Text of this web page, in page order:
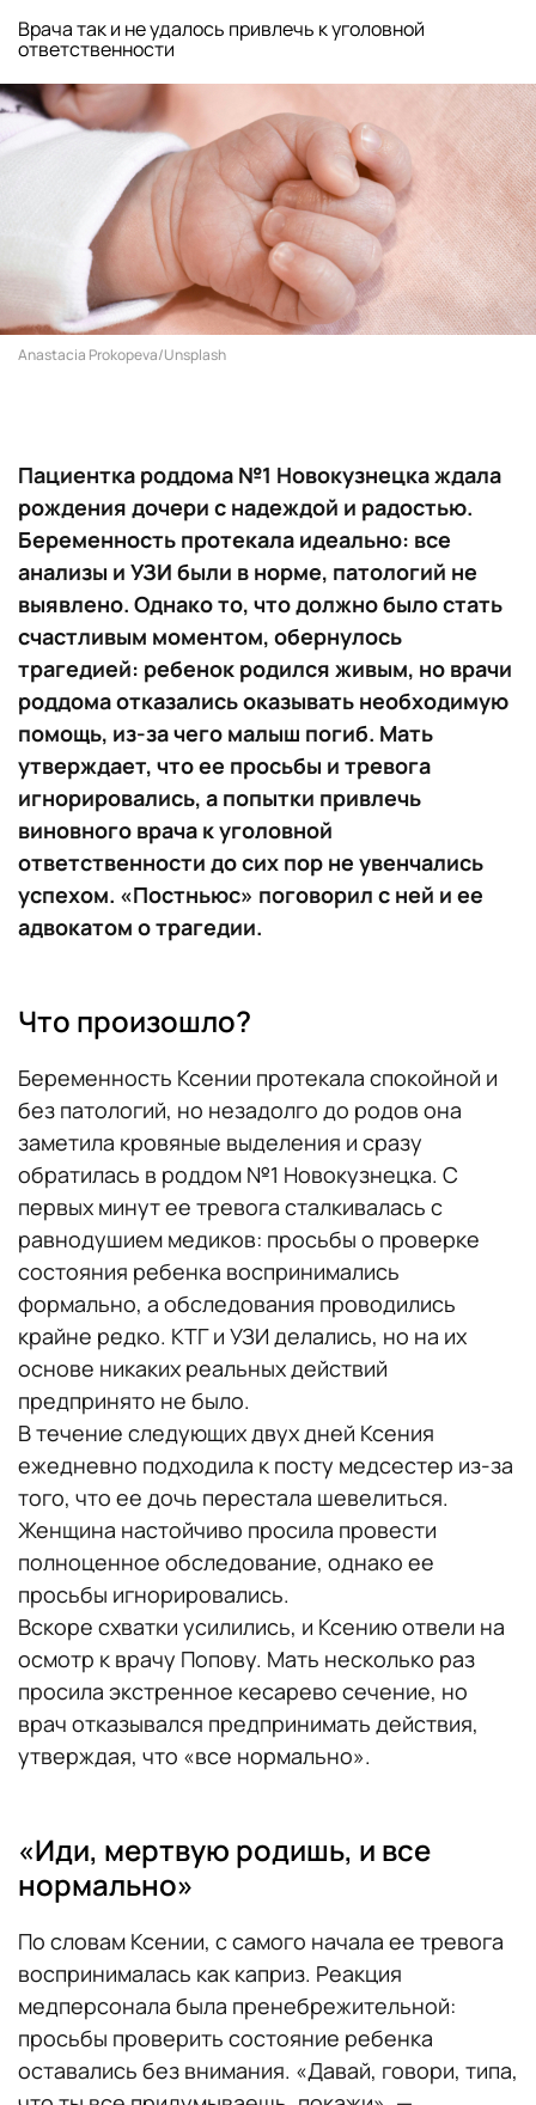
Врача так и не удалось привлечь к уголовной
ответственности
Anastacia Prokopeva/Unsplash
Пациентка роддома №1 Новокузнецка ждала
рождения дочери с надеждой и радостью.
Беременность протекала идеально: все
анализы и УЗИ были в норме, патологий не
выявлено. Однако то, что должно было стать
счастливым моментом, обернулось
трагедией: ребенок родился живым, но врачи
роддома отказались оказывать необходимую
помощь, из-за чего малыш погиб. Мать
утверждает, что ее просьбы и тревога
игнорировались, а попытки привлечь
виновного врача к уголовной
ответственности до сих пор не увенчались
успехом. «Постньюс» поговорил с ней и ее
адвокатом о трагедии.
Что произошло?
Беременность Ксении протекала спокойной и
без патологий, но незадолго до родов она
заметила кровяные выделения и сразу
обратилась в роддом №1 Новокузнецка. С
первых минут ее тревога сталкивалась с
равнодушием медиков: просьбы о проверке
состояния ребенка воспринимались
формально, а обследования проводились
крайне редко. КТГ и УЗИ делались, но на их
основе никаких реальных действий
предпринято не было.
В течение следующих двух дней Ксения
ежедневно подходила к посту медсестер из-за
того, что ее дочь перестала шевелиться.
Женщина настойчиво просила провести
полноценное обследование, однако ее
просьбы игнорировались.
Вскоре схватки усилились, и Ксению отвели на
осмотр к врачу Попову. Мать несколько раз
просила экстренное кесарево сечение, но
врач отказывался предпринимать действия,
утверждая, что «все нормально».
«Иди, мертвую родишь, и все
нормально»
По словам Ксении, с самого начала ее тревога
воспринималась как каприз. Реакция
медперсонала была пренебрежительной:
просьбы проверить состояние ребенка
оставались без внимания. «Давай, говори, типа,